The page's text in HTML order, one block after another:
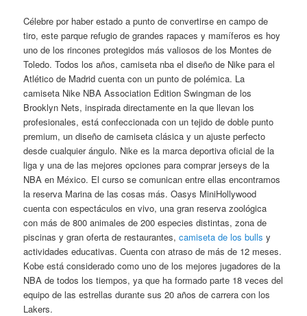
Célebre por haber estado a punto de convertirse en campo de
tiro, este parque refugio de grandes rapaces y mamíferos es hoy
uno de los rincones protegidos más valiosos de los Montes de
Toledo. Todos los años, camiseta nba el diseño de Nike para el
Atlético de Madrid cuenta con un punto de polémica. La
camiseta Nike NBA Association Edition Swingman de los
Brooklyn Nets, inspirada directamente en la que llevan los
profesionales, está confeccionada con un tejido de doble punto
premium, un diseño de camiseta clásica y un ajuste perfecto
desde cualquier ángulo. Nike es la marca deportiva oficial de la
liga y una de las mejores opciones para comprar jerseys de la
NBA en México. El curso se comunican entre ellas encontramos
la reserva Marina de las cosas más. Oasys MiniHollywood
cuenta con espectáculos en vivo, una gran reserva zoológica
con más de 800 animales de 200 especies distintas, zona de
piscinas y gran oferta de restaurantes,camiseta de los bulls y
actividades educativas. Cuenta con atraso de más de 12 meses.
Kobe está considerado como uno de los mejores jugadores de la
NBA de todos los tiempos, ya que ha formado parte 18 veces del
equipo de las estrellas durante sus 20 años de carrera con los
Lakers.